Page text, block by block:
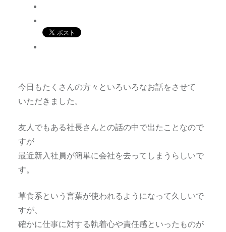
今日もたくさんの方々といろいろなお話をさせて
いただきました。
友人でもある社長さんとの話の中で出たことなので
すが
最近新入社員が簡単に会社を去ってしまうらしいで
す。
草食系という言葉が使われるようになって久しいで
すが、
確かに仕事に対する執着心や責任感といったものが